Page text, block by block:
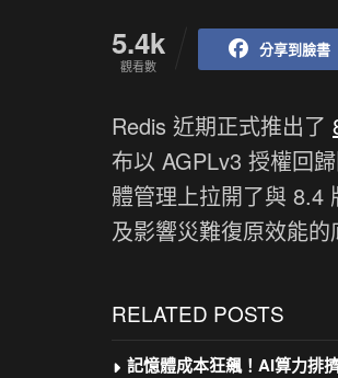
5.4k
觀看數
分享到臉書
Redis 近期正式推出了
布以 AGPLv3 授權回
體管理上拉開了與 8.4
及影響災難復原效能的
RELATED POSTS
記憶體成本狂飆！AI算力排